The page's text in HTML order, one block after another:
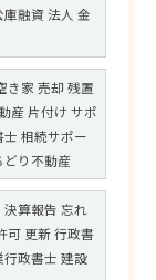
融資 法人 金
き家 売却 残置
産 片付け サポ
相続サポー
どり不動産
決算報告 忘れ
可 更新 行政書
行政書士 建設